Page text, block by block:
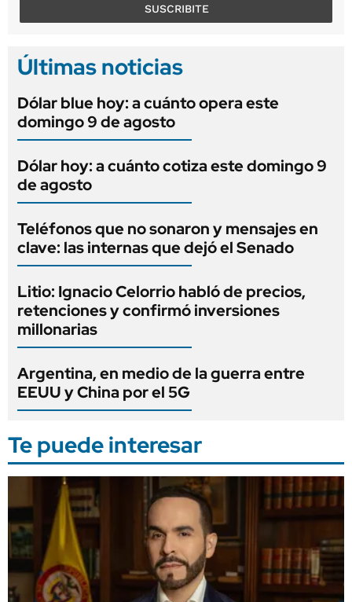
SUSCRIBITE
Últimas noticias
Dólar blue hoy: a cuánto opera este
domingo 9 de agosto
Dólar hoy: a cuánto cotiza este domingo 9
de agosto
Teléfonos que no sonaron y mensajes en
clave: las internas que dejó el Senado
Litio: Ignacio Celorrio habló de precios,
retenciones y confirmó inversiones
millonarias
Argentina, en medio de la guerra entre
EEUU y China por el 5G
Te puede interesar